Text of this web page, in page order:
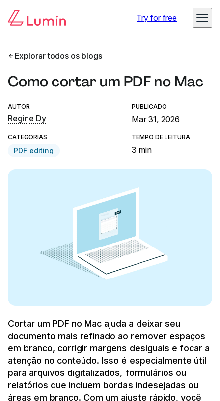
Try for free
Explorar todos os blogs
Como cortar um PDF no Mac
AUTOR
Regine Dy
PUBLICADO
Mar 31, 2026
CATEGORIAS
PDF editing
TEMPO DE LEITURA
3 min
Cortar um PDF no Mac ajuda a deixar seu
documento mais refinado ao remover espaços
em branco, corrigir margens desiguais e focar a
atenção no conteúdo. Isso é especialmente útil
para arquivos digitalizados, formulários ou
relatórios que incluem bordas indesejadas ou
áreas em branco. Com um ajuste rápido, você